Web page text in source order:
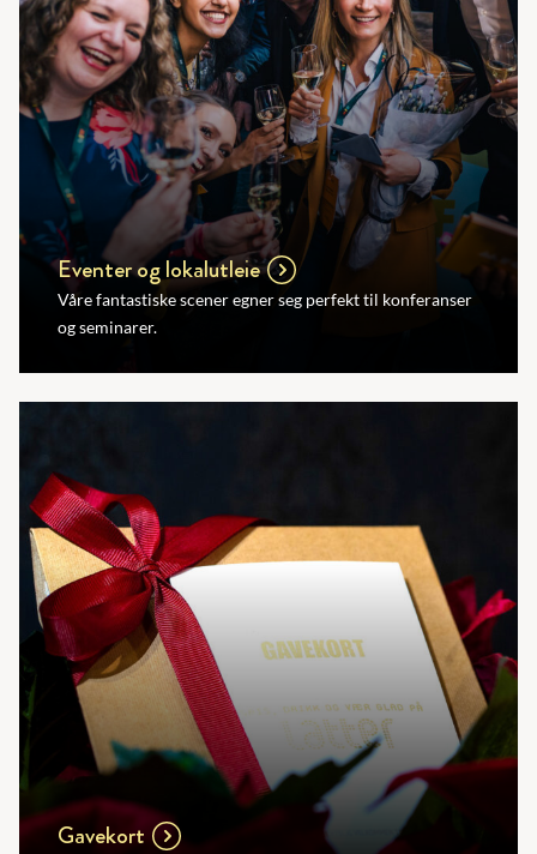
Eventer og lokalutleie
Våre fantastiske scener egner seg perfekt til konferanser
og seminarer.
Gavekort